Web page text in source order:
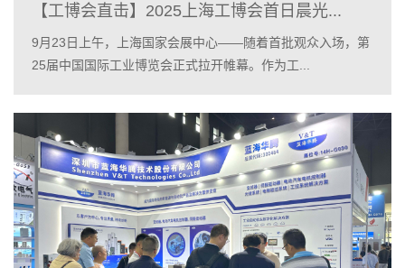
【工博会直击】2025上海工博会首日晨光...
9月23日上午，上海国家会展中心——随着首批观众入场，第
25届中国国际工业博览会正式拉开帷幕。作为工...